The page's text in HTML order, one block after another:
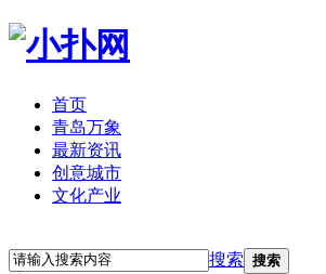
首页
青岛万象
最新资讯
创意城市
文化产业
搜索 搜索